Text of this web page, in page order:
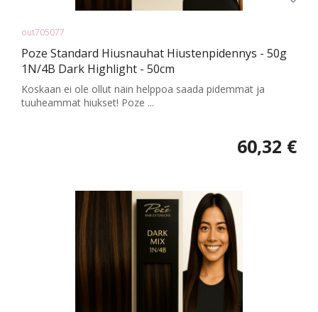
out705077
Poze Standard Hiusnauhat Hiustenpidennys - 50g
1N/4B Dark Highlight - 50cm
Koskaan ei ole ollut näin helppoa saada pidemmät ja
tuuheammat hiukset! Poze ...
60,32 €